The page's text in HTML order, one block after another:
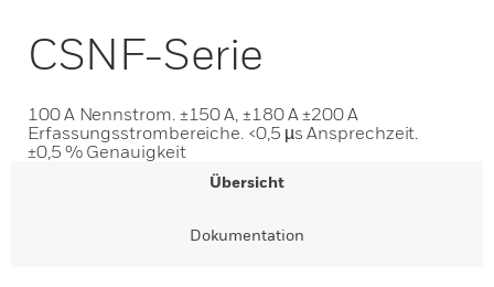
CSNF-Serie
100 A Nennstrom. ±150 A, ±180 A ±200 A
Erfassungsstrombereiche. <0,5 µs Ansprechzeit.
±0,5 % Genauigkeit
Übersicht
Dokumentation